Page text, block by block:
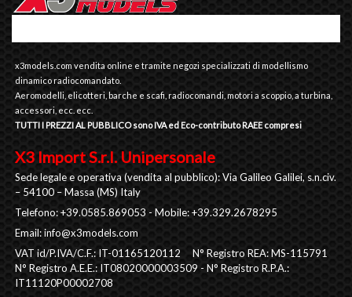
x3models.com vendita online e tramite negozi specializzati di modellismo
dinamico radiocomandato.
Aeromodelli, elicotteri, barche e scafi, radiocomandi, motori a scoppio, a turbina,
accessori, ecc. ecc.
TUTTI I PREZZI AL PUBBLICO sono IVA ed Eco-contributo RAEE compresi
X3 Import S.r.l. Unipersonale
Sede legale e operativa (vendita al pubblico): Via Galileo Galilei, s.n.civ.
– 54100 – Massa (MS) Italy
Telefono: +39.0585.869053 - Mobile: +39.329.2678295
Email:info@x3models.com
VAT id/P.IVA/C.F.: IT-01165120112 N° Registro REA: MS-115791
N° Registro A.E.E.: IT08020000003509 - N° Registro R.P.A.:
IT11120P00002708